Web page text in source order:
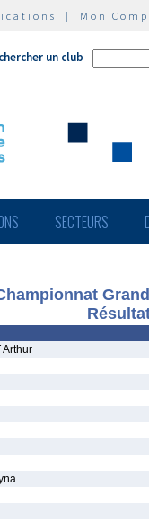
| Mon
un club
SECTEURS
Arthur